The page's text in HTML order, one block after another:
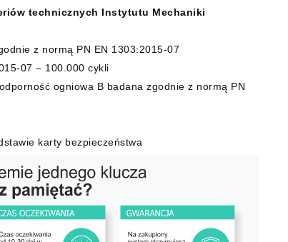
technicznych Instytutu Mechaniki
z normą PN EN 1303:2015-07
07 – 100.000 cykli
ogniowa B badana zgodnie z normą PN
karty bezpieczeństwa